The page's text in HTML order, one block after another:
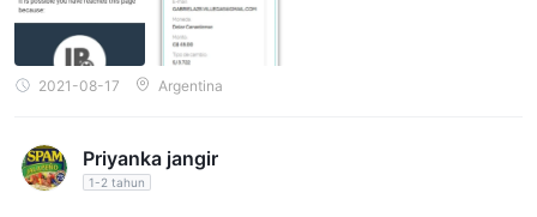
2021-08-17 Argentina
Priyanka jangir
1-2 tahun